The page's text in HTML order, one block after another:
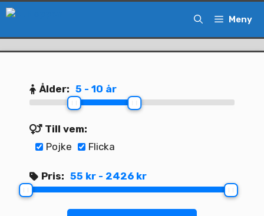
Hoppa
innehåll
Meny
Ålder: 5 - 10 år
Till vem:
Pojke
Flicka
Pris: 55 kr - 2426 kr